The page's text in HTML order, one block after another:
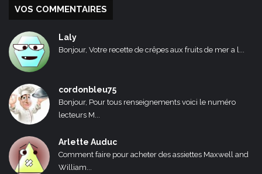
VOS COMMENTAIRES
Laly
Bonjour, Votre recette de crêpes aux fruits de mer a l...
cordonbleu75
Bonjour, Pour tous renseignements voici le numéro
lecteurs M...
Arlette Auduc
Comment faire pour acheter des assiettes Maxwell and
William...